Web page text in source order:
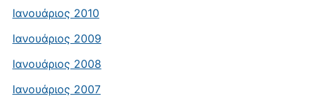
Ιανουάριος 2010
Ιανουάριος 2009
Ιανουάριος 2008
Ιανουάριος 2007